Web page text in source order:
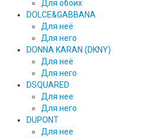
Для обоих
DOLCE&GABBANA
Для неё
Для него
DONNA KARAN (DKNY)
Для неё
Для него
DSQUARED
Для нее
Для него
DUPONT
Для нее